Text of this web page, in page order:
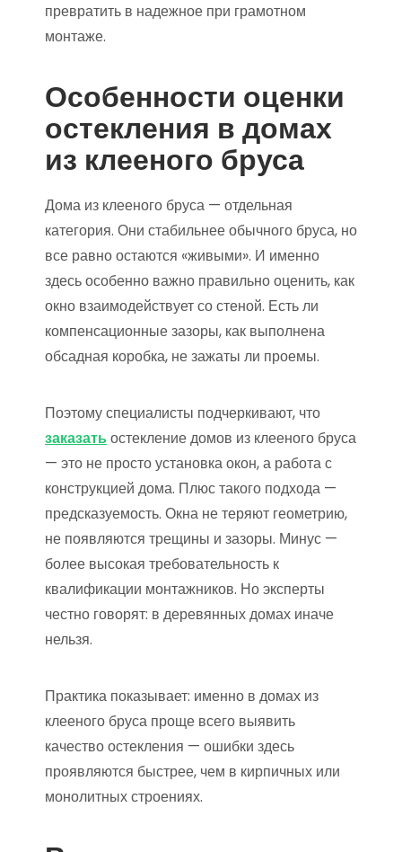
превратить в надежное при грамотном
монтаже.
Особенности оценки
остекления в домах
из клееного бруса
Дома из клееного бруса — отдельная
категория. Они стабильнее обычного бруса, но
все равно остаются «живыми». И именно
здесь особенно важно правильно оценить, как
окно взаимодействует со стеной. Есть ли
компенсационные зазоры, как выполнена
обсадная коробка, не зажаты ли проемы.
Поэтому специалисты подчеркивают, что
заказатьостекление домов из клееного бруса
— это не просто установка окон, а работа с
конструкцией дома. Плюс такого подхода —
предсказуемость. Окна не теряют геометрию,
не появляются трещины и зазоры. Минус —
более высокая требовательность к
квалификации монтажников. Но эксперты
честно говорят: в деревянных домах иначе
нельзя.
Практика показывает: именно в домах из
клееного бруса проще всего выявить
качество остекления — ошибки здесь
проявляются быстрее, чем в кирпичных или
монолитных строениях.